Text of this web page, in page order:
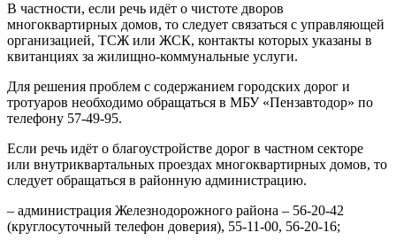
В частности, если речь идёт о чистоте дворов
многоквартирных домов, то следует связаться с управляющей
организацией, ТСЖ или ЖСК, контакты которых указаны в
квитанциях за жилищно-коммунальные услуги.
Для решения проблем с содержанием городских дорог и
тротуаров необходимо обращаться в МБУ «Пензавтодор» по
телефону 57-49-95.
Если речь идёт о благоустройстве дорог в частном секторе
или внутриквартальных проездах многоквартирных домов, то
следует обращаться в районную администрацию.
– администрация Железнодорожного района – 56-20-42
(круглосуточный телефон доверия), 55-11-00, 56-20-16;